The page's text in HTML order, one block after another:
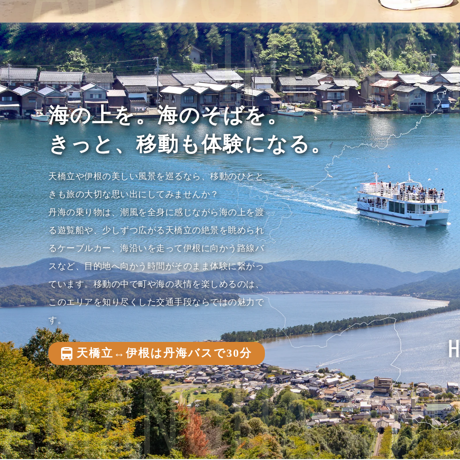
海の上を。海のそばを。
きっと、移動も体験になる。
天橋立や伊根の美しい風景を巡るなら、移動のひとと
きも旅の大切な思い出にしてみませんか？
丹海の乗り物は、潮風を全身に感じながら海の上を渡
る遊覧船や、少しずつ広がる天橋立の絶景を眺められ
るケーブルカー、海沿いを走って伊根に向かう路線バ
スなど、目的地へ向かう時間がそのまま体験に繋がっ
ています。移動の中で町や海の表情を楽しめるのは、
このエリアを知り尽くした交通手段ならではの魅力で
す。
天橋立↔伊根は丹海バスで30分
INE NO